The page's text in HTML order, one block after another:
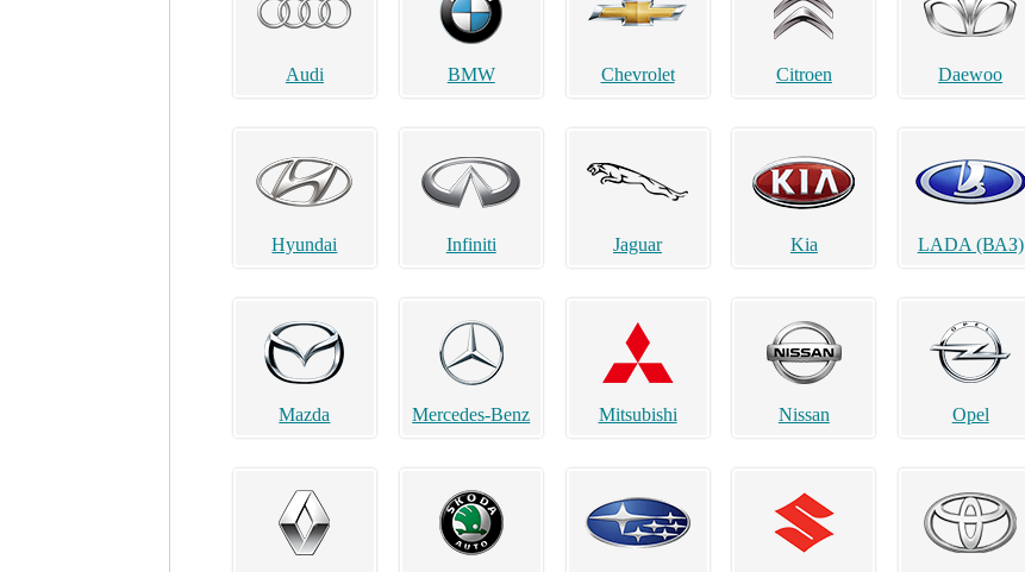
Audi BMW Chevrolet Citroen Daewoo
Hyundai Infiniti Jaguar Kia LADA (ВАЗ)
Mazda Mercedes-Benz Mitsubishi Nissan Opel